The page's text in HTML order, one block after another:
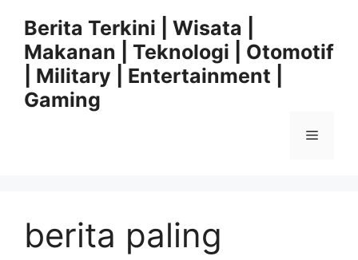
Berita Terkini | Wisata |
Makanan | Teknologi | Otomotif
| Military | Entertainment |
Gaming
Menu
berita paling